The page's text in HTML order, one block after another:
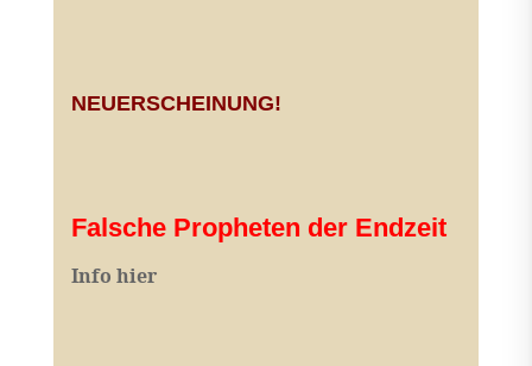
NEUERSCHEINUNG!
Falsche Propheten der Endzeit
Info hier